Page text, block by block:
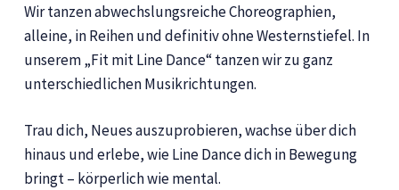
Wir tanzen abwechslungsreiche Choreographien,
alleine, in Reihen und definitiv ohne Westernstiefel. In
unserem „Fit mit Line Dance“ tanzen wir zu ganz
unterschiedlichen Musikrichtungen.
Trau dich, Neues auszuprobieren, wachse über dich
hinaus und erlebe, wie Line Dance dich in Bewegung
bringt – körperlich wie mental.